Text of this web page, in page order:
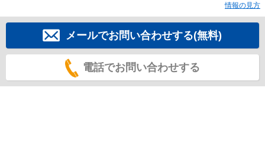
情報の見方
メールでお問い合わせする(無料)
電話でお問い合わせする